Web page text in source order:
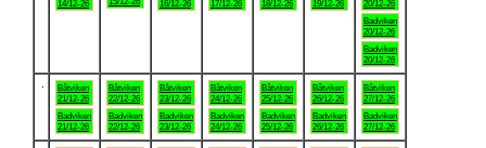
14/12-26
16/12-26
17/12-26
18/12-26
19/12-26
20/12-26
Badviken
20/12-26
Badviken
20/12-26
Båtviken
21/12-26
Badviken
21/12-26
Båtviken
22/12-26
Badviken
22/12-26
Båtviken
23/12-26
Badviken
23/12-26
Båtviken
24/12-26
Badviken
24/12-26
Båtviken
25/12-26
Badviken
25/12-26
Båtviken
26/12-26
Badviken
26/12-26
Båtviken
27/12-26
Badviken
27/12-26